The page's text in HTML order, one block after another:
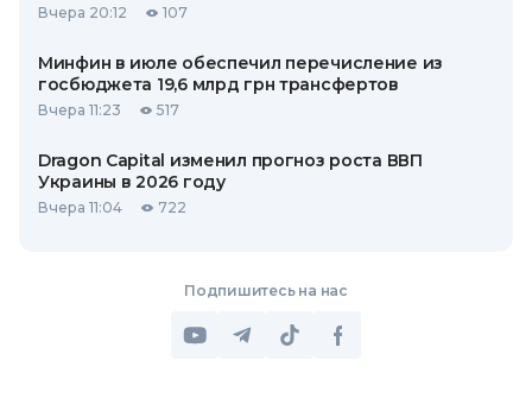
Вчера 20:12 107
Минфин в июле обеспечил перечисление из
госбюджета 19,6 млрд грн трансфертов
Вчера 11:23 517
Dragon Capital изменил прогноз роста ВВП
Украины в 2026 году
Вчера 11:04 722
Подпишитесь на нас